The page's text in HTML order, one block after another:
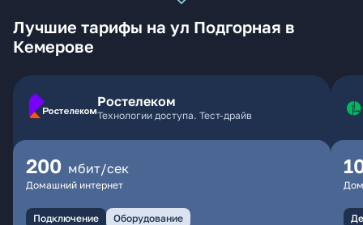
Лучшие тарифы на ул Подгорная в
Кемерове
Ростелеком
Технологии доступа. Тест-драйв
200 мбит/сек
Домашний интернет
Подключение Оборудование